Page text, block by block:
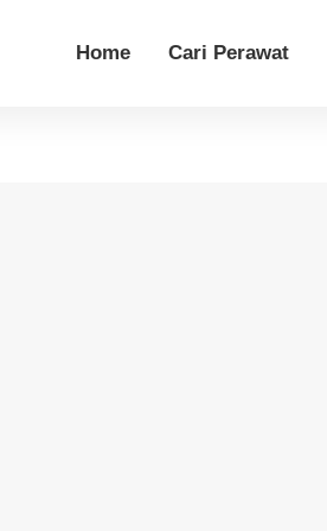
Home Cari Perawat